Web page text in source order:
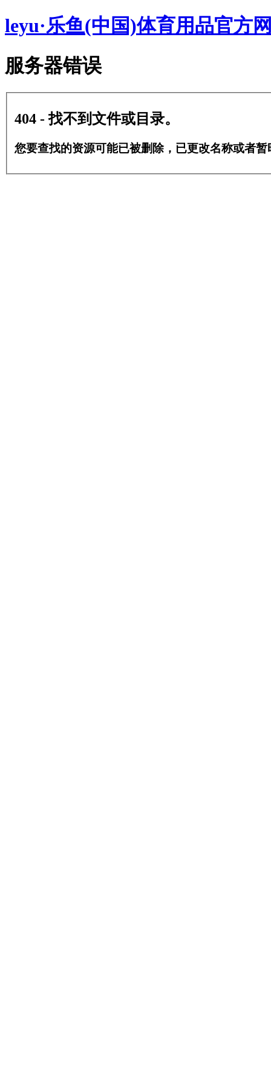
leyu·乐鱼(中国)体育用品官方
服务器错误
404 - 找不到文件或目录。
您要查找的资源可能已被删除，已更改名称或者暂